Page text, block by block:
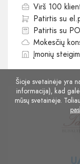
Virš 100
Patirtis su
Patirtis su
Mokesčių
Įmonių
Šioje svetainėje yra
informacija), kad
mūsų svetainėje.